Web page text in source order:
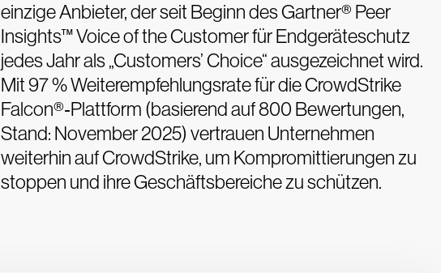
einzige Anbieter, der seit Beginn des Gartner® Peer
Insights™ Voice of the Customer für Endgeräteschutz
jedes Jahr als „Customers’ Choice“ ausgezeichnet wird.
Mit 97 % Weiterempfehlungsrate für die CrowdStrike
Falcon®‑Plattform (basierend auf 800 Bewertungen,
Stand: November 2025) vertrauen Unternehmen
weiterhin auf CrowdStrike, um Kompromittierungen zu
stoppen und ihre Geschäftsbereiche zu schützen.